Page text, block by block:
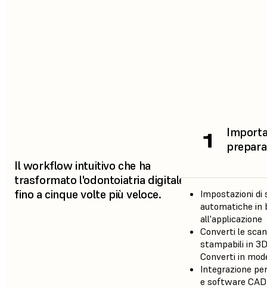
Il workflow intuitivo che ha
trasformato l'odontoiatria digitale,
fino a cinque volte più veloce.
1
Impostazioni di
automatiche in
all'applicazione
Converti le
stampabili in
Converti in
Integrazione
e software CAD